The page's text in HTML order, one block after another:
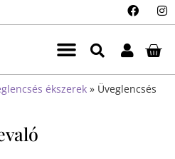
ékszerek » Üveglencsés